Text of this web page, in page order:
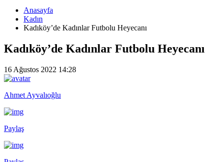
Anasayfa
Kadın
Kadıköy’de Kadınlar Futbolu Heyecanı
Kadıköy’de Kadınlar Futbolu Heyecanı
16 Ağustos 2022 14:28
Ahmet Ayvalıoğlu
Paylaş